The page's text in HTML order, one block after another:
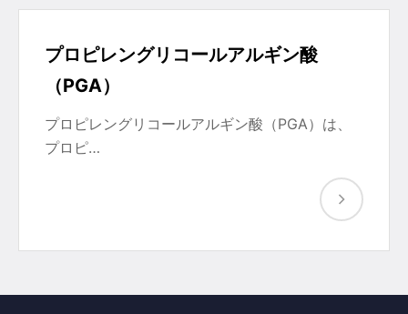
プロピレングリコールアルギン酸
（PGA）
プロピレングリコールアルギン酸（PGA）は、
プロピ…